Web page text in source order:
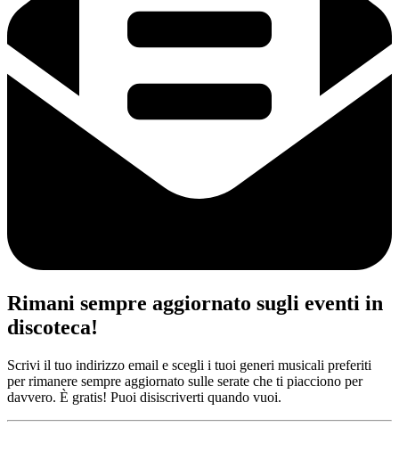
Rimani sempre aggiornato sugli eventi in
discoteca!
Scrivi il tuo indirizzo email e scegli i tuoi generi musicali preferiti
per rimanere sempre aggiornato sulle serate che ti piacciono per
davvero. È gratis! Puoi disiscriverti quando vuoi.